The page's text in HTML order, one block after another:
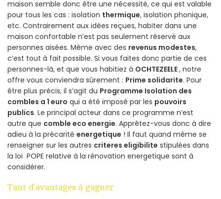
maison semble donc être une nécessité, ce qui est valable
pour tous les cas : isolation thermique, isolation phonique,
etc. Contrairement aux idées reçues, habiter dans une
maison confortable n’est pas seulement réservé aux
personnes aisées. Même avec des revenus modestes,
c’est tout à fait possible. Si vous faites donc partie de ces
personnes-là, et que vous habitiez à OCHTEZEELE, notre
offre vous conviendra sûrement : Prime solidarite. Pour
être plus précis, il s’agit du Programme Isolation des
combles a 1 euro qui a été imposé par les pouvoirs
publics. Le principal acteur dans ce programme n’est
autre que comble eco energie. Apprêtez-vous donc à dire
adieu à la précarité energetique ! Il faut quand même se
renseigner sur les autres criteres eligibilite stipulées dans
la loi POPE relative à la rénovation energetique sont à
considérer.
Tant d’avantages à gagner